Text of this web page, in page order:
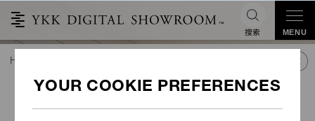
搜索 MENU
安全锁拉头（产品编码：08 RC
HOME